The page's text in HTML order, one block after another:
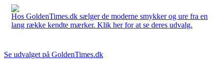
Hos GoldenTimes.dk sælger de moderne smykker og ure fra en
lang række kendte mærker. Klik her for at se deres udvalg.
Se udvalget på GoldenTimes.dk